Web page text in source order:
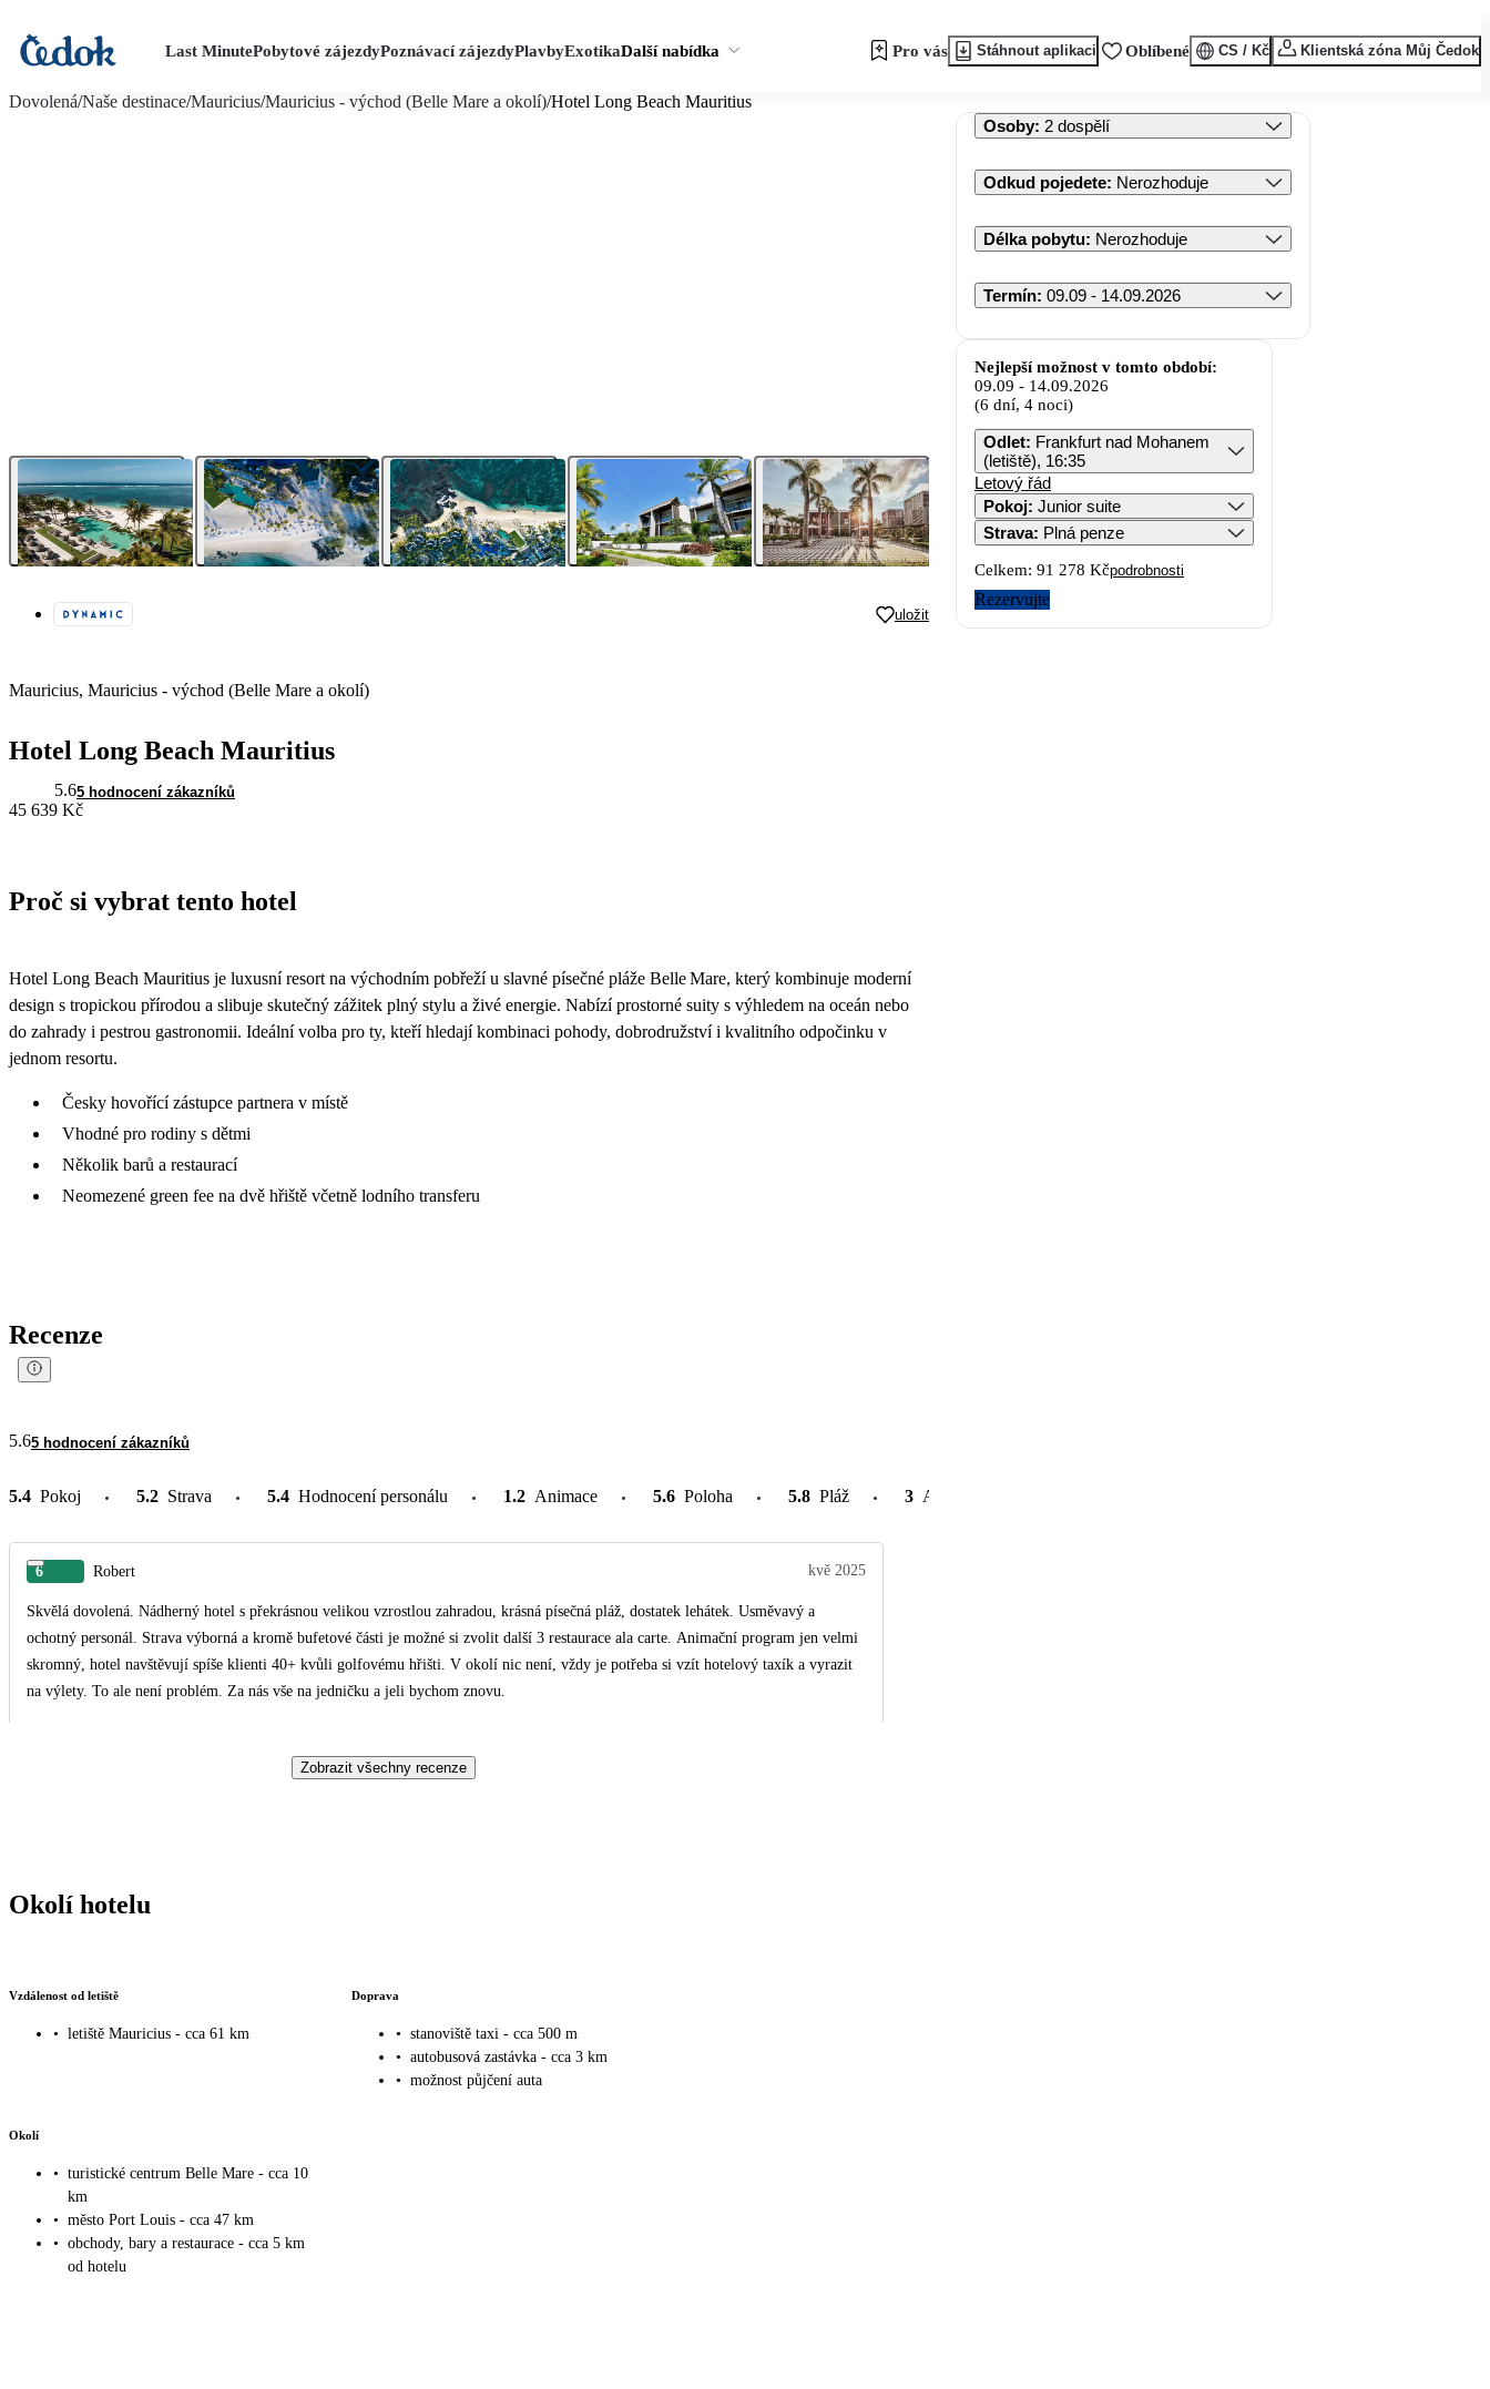
Last MinutePobytové zájezdyPoznávací zájezdyPlavbyExotikaDalší nabídka Pro vás Stáhnout aplikaci Oblíbené CS / Kč Klientská zóna Můj Čedok
Dovolená/Naše destinace/Mauricius/Mauricius - východ (Belle Mare a okolí)/Hotel Long Beach Mauritius
uložit
Mauricius, Mauricius - východ (Belle Mare a okolí)
Hotel Long Beach Mauritius
5.65 hodnocení zákazníků
45 639 Kč
Proč si vybrat tento hotel
Hotel Long Beach Mauritius je luxusní resort na východním pobřeží u slavné písečné pláže Belle Mare, který kombinuje moderní
design s tropickou přírodou a slibuje skutečný zážitek plný stylu a živé energie. Nabízí prostorné suity s výhledem na oceán nebo
do zahrady i pestrou gastronomii. Ideální volba pro ty, kteří hledají kombinaci pohody, dobrodružství i kvalitního odpočinku v
jednom resortu.
Česky hovořící zástupce partnera v místě
Vhodné pro rodiny s dětmi
Několik barů a restaurací
Neomezené green fee na dvě hřiště včetně lodního transferu
Recenze
5.65 hodnocení zákazníků
5.4 Pokoj 5.2 Strava 5.4 Hodnocení personálu 1.2 Animace 5.6 Poloha 5.8 Pláž 3 Atrakce v okolí
6 Robert kvě 2025
Skvělá dovolená. Nádherný hotel s překrásnou velikou vzrostlou zahradou, krásná písečná pláž, dostatek lehátek. Usměvavý a
ochotný personál. Strava výborná a kromě bufetové části je možné si zvolit další 3 restaurace ala carte. Animační program jen velmi
skromný, hotel navštěvují spíše klienti 40+ kvůli golfovému hřišti. V okolí nic není, vždy je potřeba si vzít hotelový taxík a vyrazit
na výlety. To ale není problém. Za nás vše na jedničku a jeli bychom znovu.
Zobrazit všechny recenze
Okolí hotelu
Vzdálenost od letiště
• letiště Mauricius - cca 61 km
Doprava
• stanoviště taxi - cca 500 m
• autobusová zastávka - cca 3 km
• možnost půjčení auta
Okolí
• turistické centrum Belle Mare - cca 10
km
• město Port Louis - cca 47 km
• obchody, bary a restaurace - cca 5 km
od hotelu
Osoby: 2 dospělí
Odkud pojedete: Nerozhoduje
Délka pobytu: Nerozhoduje
Termín: 09.09 - 14.09.2026
Nejlepší možnost v tomto období:
09.09 - 14.09.2026
(6 dní, 4 noci)
Odlet: Frankfurt nad Mohanem
(letiště), 16:35
Letový řád
Pokoj: Junior suite
Strava: Plná penze
Celkem: 91 278 Kčpodrobnosti
Rezervujte